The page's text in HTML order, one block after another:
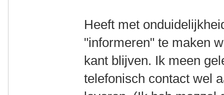
Heeft met
"informeren" te maken
kant blijven. Ik meen
telefonisch contact wel